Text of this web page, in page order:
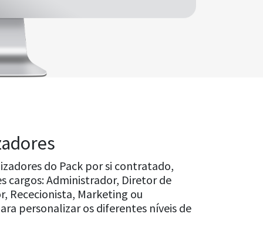
do Pack por si contratado,
cargos: Administrador, Diretor de
Rececionista, Marketing ou
personalizar os diferentes níveis de